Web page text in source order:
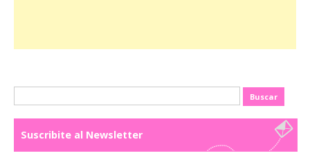
Suscribite al Newsletter